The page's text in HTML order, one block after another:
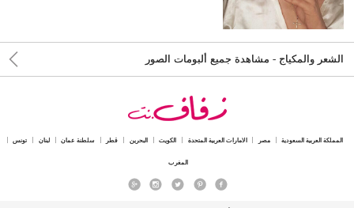
الشعر والمكياج - مشاهدة جميع ألبومات الصور
المملكة العربية السعودية مصر الامارات العربية المتحدة الكويت البحرين قطر سلطنة عمان لبنان تونس
المغرب